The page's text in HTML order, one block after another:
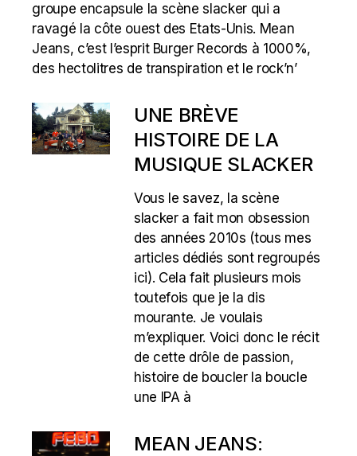
groupe encapsule la scène slacker qui a
ravagé la côte ouest des Etats-Unis. Mean
Jeans, c’est l’esprit Burger Records à 1000%,
des hectolitres de transpiration et le rock’n’
UNE BRÈVE
HISTOIRE DE LA
MUSIQUE SLACKER
Vous le savez, la scène
slacker a fait mon obsession
des années 2010s (tous mes
articles dédiés sont regroupés
ici). Cela fait plusieurs mois
toutefois que je la dis
mourante. Je voulais
m’expliquer. Voici donc le récit
de cette drôle de passion,
histoire de boucler la boucle
une IPA à
MEAN JEANS: